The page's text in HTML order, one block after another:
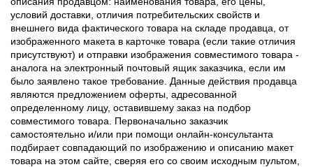
условий доставки, отличия потребительских свойств и
внешнего вида фактического товара на складе продавца, от
изображенного макета в карточке товара (если такие отличия
присутствуют) и отправки изображения совместимого товара -
аналога на электронный почтовый ящик заказчика, если им
было заявлено такое требование. Данные действия продавца
являются предложением оферты, адресованной
определенному лицу, оставившему заказ на подбор
совместимого товара. Первоначально заказчик
самостоятельно и/или при помощи онлайн-консультанта
подбирает совпадающий по изображению и описанию макет
товара на этом сайте, сверяя его со своим исходным пультом,